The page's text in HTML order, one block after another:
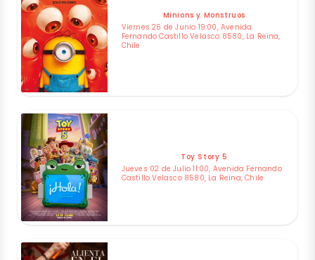
Minions y Monstruos
Viernes 26 de Junio 19:00, Avenida
Fernando Castillo Velasco 8580, La Reina,
Chile
Toy Story 5
Jueves 02 de Julio 11:00, Avenida Fernando
Castillo Velasco 8580, La Reina, Chile